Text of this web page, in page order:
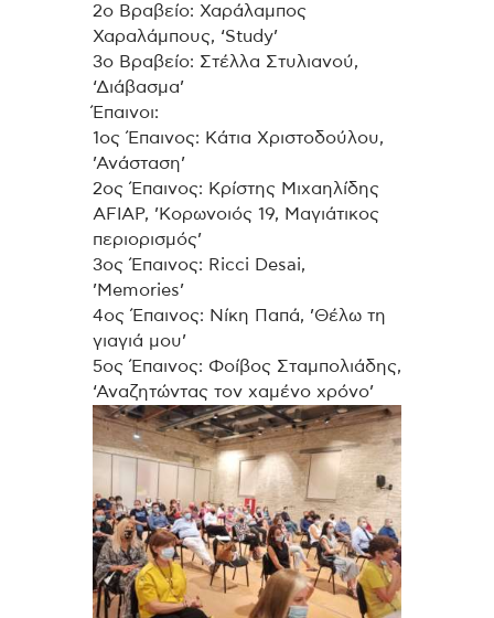
2ο Βραβείο: Χαράλαμπος
Χαραλάμπους, ‘Study’
3ο Βραβείο: Στέλλα Στυλιανού,
‘Διάβασμα’
Έπαινοι:
1ος Έπαινος: Κάτια Χριστοδούλου,
’Ανάσταση’
2ος Έπαινος: Κρίστης Μιχαηλίδης
AFIAP, ’Κορωνοιός 19, Μαγιάτικος
περιορισμός’
3ος Έπαινος: Ricci Desai,
’Memories’
4ος Έπαινος: Νίκη Παπά, ’Θέλω τη
γιαγιά μου’
5ος Έπαινος: Φοίβος Σταμπολιάδης,
‘Αναζητώντας τον χαμένο χρόνο’